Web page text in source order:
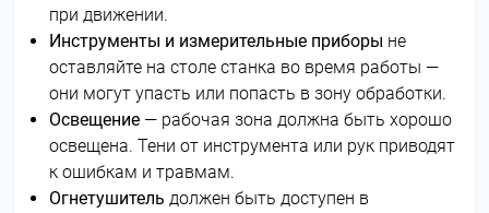
при движении.
Инструменты и измерительные приборы не
оставляйте на столе станка во время работы —
они могут упасть или попасть в зону обработки.
Освещение — рабочая зона должна быть хорошо
освещена. Тени от инструмента или рук приводят
к ошибкам и травмам.
Огнетушитель должен быть доступен в